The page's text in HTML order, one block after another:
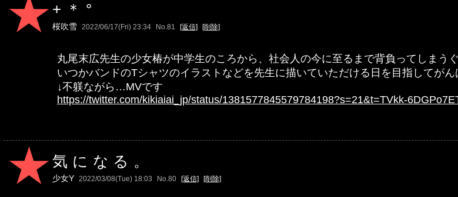
+＊°
桜吹雪 2022/06/17(Fri) 23:34 No.81 [返信] [削除]
丸尾末広先生の少女椿が中学生のころから、社会人の今に至るまで背負ってしまう
いつかバンドのTシャツのイラストなどを先生に描いていただける日を目指してがん
↓不躾ながら…MVです
https://twitter.com/kikiaiai_jp/status/1381577845579784198?s=21&t=TVkk-
気になる。
少女Y 2022/03/08(Tue) 18:03 No.80 [返信] [削除]